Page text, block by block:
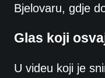
Bjelovaru, gdje
Glas koji
U videu koji je